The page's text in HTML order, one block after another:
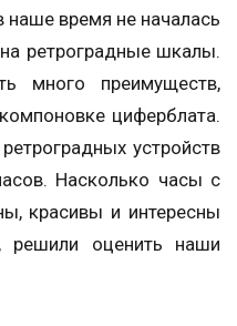
наше время не началась
ретроградные шкалы.
много преимуществ,
циферблата.
устройств
Насколько часы с
красивы и интересны
решили оценить наши